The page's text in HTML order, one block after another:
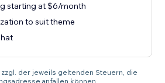
starting at $6/month
to suit theme
der jeweils geltenden Steuern, die
anfallen können.